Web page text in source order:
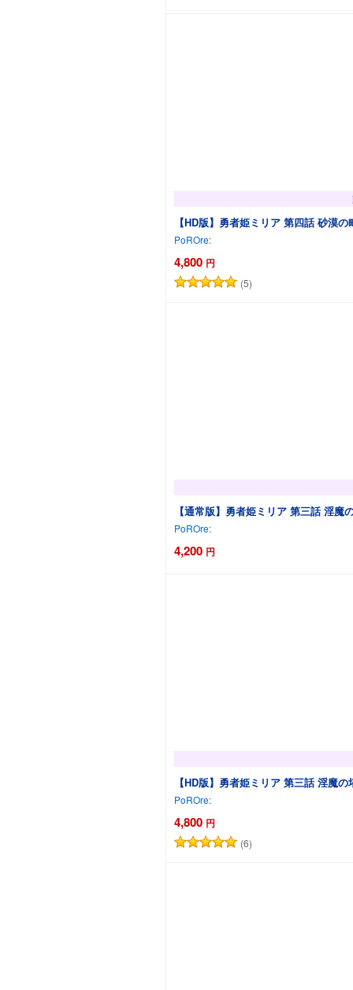
【HD版】勇者姫ミリア 第四話 砂漠
PoROre:
4,800 円
(5)
【通常版】勇者姫ミリア 第三話 淫
PoROre:
4,200 円
【HD版】勇者姫ミリア 第三話 淫魔
PoROre:
4,800 円
(6)